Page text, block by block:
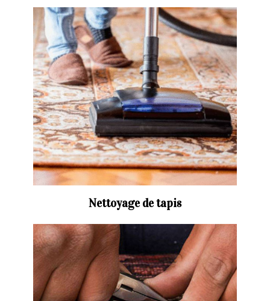
Nettoyage de tapis